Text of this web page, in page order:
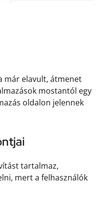
már elavult, átmenet
mostantól egy
oldalon jelennek
tartalmaz,
mert a felhasználók